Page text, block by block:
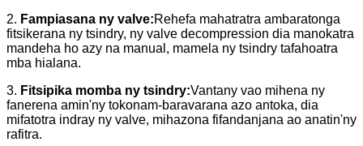
2. Fampiasana ny valve:Rehefa mahatratra ambaratonga
fitsikerana ny tsindry, ny valve decompression dia manokatra
mandeha ho azy na manual, mamela ny tsindry tafahoatra
mba hialana.
3. Fitsipika momba ny tsindry:Vantany vao mihena ny
fanerena amin'ny tokonam-baravarana azo antoka, dia
mifatotra indray ny valve, mihazona fifandanjana ao anatin'ny
rafitra.